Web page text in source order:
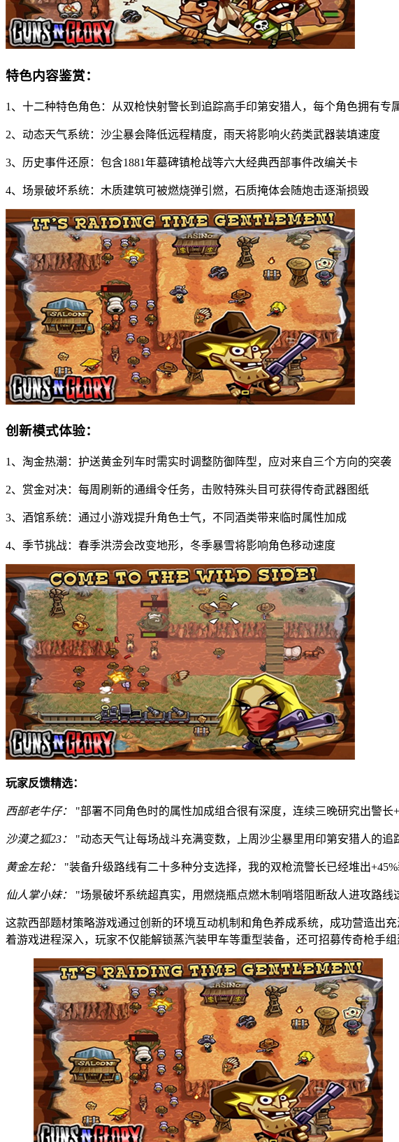
特色内容鉴赏：
1、十二种特色角色：从双枪快射警长到追踪高手印第安猎人，每个角色拥有专
2、动态天气系统：沙尘暴会降低远程精度，雨天将影响火药类武器装填速度
3、历史事件还原：包含1881年墓碑镇枪战等六大经典西部事件改编关卡
4、场景破坏系统：木质建筑可被燃烧弹引燃，石质掩体会随炮击逐渐损毁
创新模式体验：
1、淘金热潮：护送黄金列车时需实时调整防御阵型，应对来自三个方向的突袭
2、赏金对决：每周刷新的通缉令任务，击败特殊头目可获得传奇武器图纸
3、酒馆系统：通过小游戏提升角色士气，不同酒类带来临时属性加成
4、季节挑战：春季洪涝会改变地形，冬季暴雪将影响角色移动速度
玩家反馈精选：
西部老牛仔： "部署不同角色时的属性加成组合很有深度，连续三晚研究出警长
沙漠之狐23： "动态天气让每场战斗充满变数，上周沙尘暴里用印第安猎人的追
黄金左轮： "装备升级路线有二十多种分支选择，我的双枪流警长已经堆出
仙人掌小妹： "场景破坏系统超真实，用燃烧瓶点燃木制哨塔阻断敌人进攻路线
这款西部题材策略游戏通过创新的环境互动机制和角色养成系统，成功营造出
着游戏进程深入，玩家不仅能解锁蒸汽装甲车等重型装备，还可招募传奇枪手